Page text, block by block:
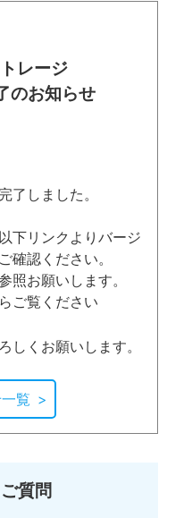
レージ
のお知らせ
了しました。
下リンクよりバージ
確認ください。
照お願いします。
ご覧ください
しくお願いします。
覧
質問